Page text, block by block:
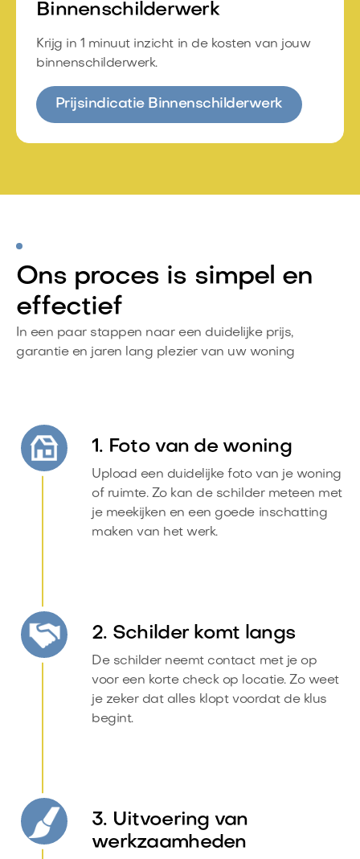
Binnenschilderwerk
Krijg in 1 minuut inzicht in de kosten van jouw
binnenschilderwerk.
Prijsindicatie Binnenschilderwerk
Ons proces is simpel en
effectief
In een paar stappen naar een duidelijke prijs,
garantie en jaren lang plezier van uw woning
1. Foto van de woning
Upload een duidelijke foto van je woning
of ruimte. Zo kan de schilder meteen met
je meekijken en een goede inschatting
maken van het werk.
2. Schilder komt langs
De schilder neemt contact met je op
voor een korte check op locatie. Zo weet
je zeker dat alles klopt voordat de klus
begint.
3. Uitvoering van
werkzaamheden